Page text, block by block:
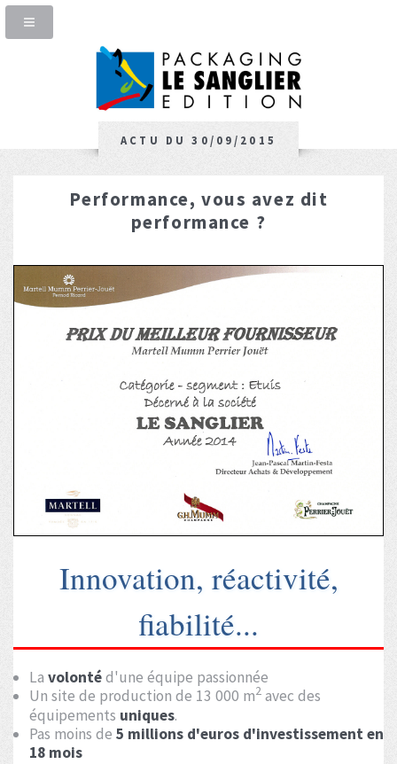
ACTU DU 30/09/2015
Performance, vous avez dit
performance ?
Innovation, réactivité,
fiabilité...
La volontéd'une équipe passionnée
Un site de production de 13 000 m2avec des
équipements uniques.
Pas moins de 5 millions d'euros d'investissement en
18 mois